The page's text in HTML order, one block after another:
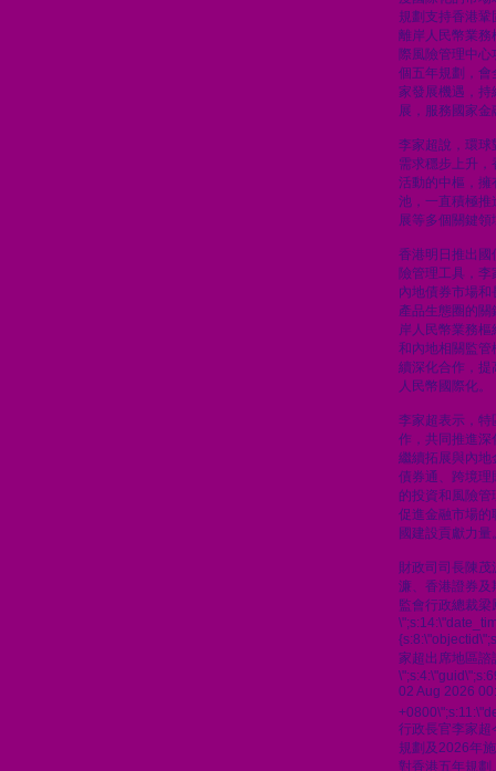
規劃支持香港
離岸人民幣業務
際風險管理中
個五年規劃，會
家發展機遇，持
展，服務國家
李家超說，環球
需求穩步上升
活動的中樞，擁
池，一直積極推
展等多個關鍵領
香港明日推出國
險管理工具，
內地債券市場
產品生態圈的
岸人民幣業務
和內地相關監管
續深化合作，提
人民幣國際化。
李家超表示，特
作，共同推進深
繼續拓展與內地
債券通、跨境理
的投資和風險
促進金融市場的
國建設貢獻力量
財政司司長陳
濂、香港證券及
監會行政總裁
家超出席地區諮
02 Aug 2026
行政長官李家超
規劃及2026年
對香港五年規劃